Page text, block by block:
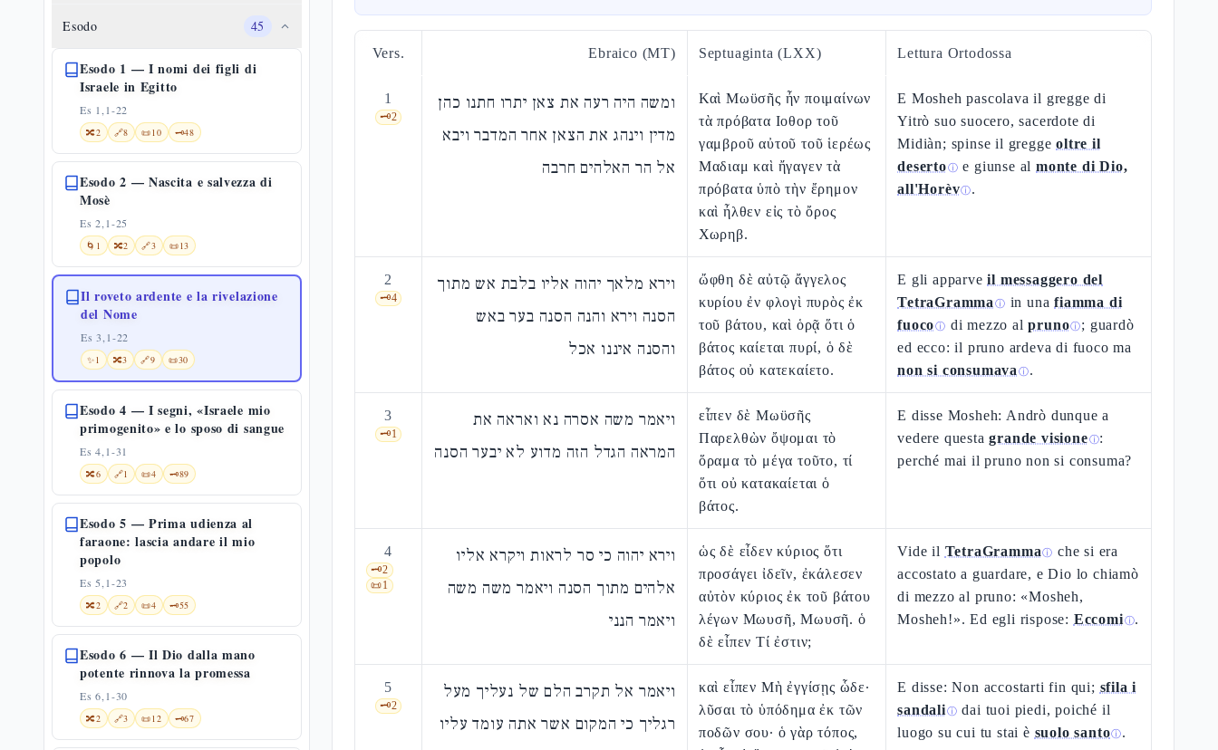
Esodo 45
Esodo 1 — I nomi dei figli di
Israele in Egitto
Es 1,1-22
🔀2 🔗8 📜10 🗝️48
Esodo 2 — Nascita e salvezza di
Mosè
Es 2,1-25
🌀 1 🔀2 🔗3 📜13
Il roveto ardente e la rivelazione
del Nome
Es 3,1-22
✨1 🔀3 🔗9 📜30
Esodo 4 — I segni, «Israele mio
primogenito» e lo sposo di sangue
Es 4,1-31
🔀6 🔗1 📜4 🗝️89
Esodo 5 — Prima udienza al
faraone: lascia andare il mio
popolo
Es 5,1-23
🔀2 🔗2 📜4 🗝️55
Esodo 6 — Il Dio dalla mano
potente rinnova la promessa
Es 6,1-30
🔀2 🔗3 📜12 🗝️67
Vers. Ebraico (MT) Septuaginta (LXX) Lettura Ortodossa
1
🗝️2
ומשה היה רעה את צאן יתרו חתנו כהן
מדין וינהג את הצאן אחר המדבר ויבא
אל הר האלהים חרבה
Καὶ Μωϋσῆς ἦν ποιμαίνων
τὰ πρόβατα Ιοθορ τοῦ
γαμβροῦ αὐτοῦ τοῦ ἱερέως
Μαδιαμ καὶ ἤγαγεν τὰ
πρόβατα ὑπὸ τὴν ἔρημον
καὶ ἦλθεν εἰς τὸ ὄρος
Χωρηβ.
E Mosheh pascolava il gregge di
Yitrò suo suocero, sacerdote di
Midiàn; spinse il greggeoltre il
desertoⓘ e giunse almonte di Dio,
all'Horèvⓘ.
2
🗝️4
וירא מלאך יהוה אליו בלבת אש מתוך
הסנה וירא והנה הסנה בער באש
והסנה איננו אכל
ὤφθη δὲ αὐτῷ ἄγγελος
κυρίου ἐν φλογὶ πυρὸς ἐκ
τοῦ βάτου, καὶ ὁρᾷ ὅτι ὁ
βάτος καίεται πυρί, ὁ δὲ
βάτος οὐ κατεκαίετο.
E gli apparveil messaggero del
TetraGramma ⓘ in unafiamma di
fuocoⓘ di mezzo alprunoⓘ; guardò
ed ecco: il pruno ardeva di fuoco ma
non si consumava ⓘ.
3
🗝️1
ויאמר משה אסרה נא ואראה את
המראה הגדל הזה מדוע לא יבער הסנה
εἶπεν δὲ Μωϋσῆς
Παρελθὼν ὄψομαι τὸ
ὅραμα τὸ μέγα τοῦτο, τί
ὅτι οὐ κατακαίεται ὁ
βάτος.
E disse Mosheh: Andrò dunque a
vedere questagrande visioneⓘ:
perché mai il pruno non si consuma?
4
🗝️2
📜1
וירא יהוה כי סר לראות ויקרא אליו
אלהים מתוך הסנה ויאמר משה משה
ויאמר הנני
ὡς δὲ εἶδεν κύριος ὅτι
προσάγει ἰδεῖν, ἐκάλεσεν
αὐτὸν κύριος ἐκ τοῦ βάτου
λέγων Μωυσῆ, Μωυσῆ. ὁ
δὲ εἶπεν Τί ἐστιν;
Vide il TetraGramma ⓘ che si era
accostato a guardare, e Dio lo chiamò
di mezzo al pruno: «Mosheh,
Mosheh!». Ed egli rispose: Eccomiⓘ.
5
🗝️2
ויאמר אל תקרב הלם של נעליך מעל
רגליך כי המקום אשר אתה עומד עליו
καὶ εἶπεν Μὴ ἐγγίσῃς ὧδε·
λῦσαι τὸ ὑπόδημα ἐκ τῶν
ποδῶν σου· ὁ γὰρ τόπος,
E disse: Non accostarti fin qui; sfila i
sandaliⓘ dai tuoi piedi, poiché il
luogo su cui tu stai è suolo santoⓘ.